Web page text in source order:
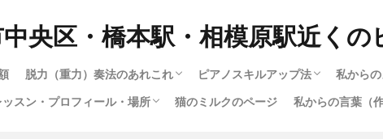
央区・橋本駅・相模原駅近くの
脱力（重力）奏法のあれこれ
脱力奏法(重量・重力奏法）スピード講座
動画で脱力・重力・重量奏法スピード講座！
もっとわかる！脱力・重力・重量奏法講座
ハノンで習得する脱力・重量（重力）奏法
ロシア奏法と重量奏法は何が違う？
ピアノスキルアップ法
多彩な音色（タッチ）の作り方
1.ピアノの構造で知る音色（タッ
12.指は立てるのと寝かすのとどう
大人のためのスキルアップ法
子供スキルアップ法
楽譜出版会社の選び方
ショパンエチュード・他・テクニ
楽譜出版会社の選び方2
暗譜の極意技（作成中）
さまざまな曲のテクニック攻略法
youtubeによるピアノ講座いろい
ハノンで習得する脱力・重量（重
ジストニア・腱鞘炎・筋肉痛を治
暗譜の極意技（作成中）
私から
私から
メッセ
スン・プロフィール・場所 猫のミルクのページ 私からの言葉（作